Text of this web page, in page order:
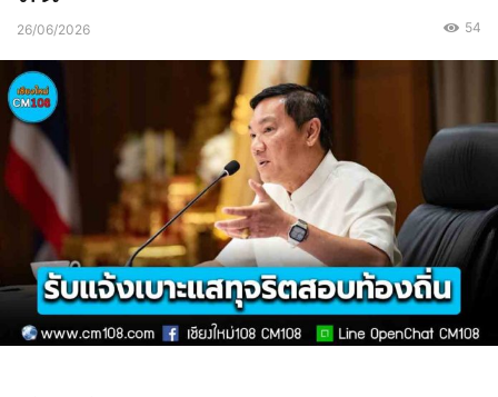
26/06/2026 54